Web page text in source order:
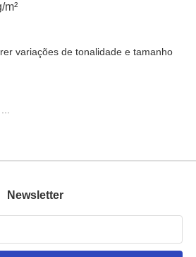
m²
variações de tonalidade e tamanho
Newsletter